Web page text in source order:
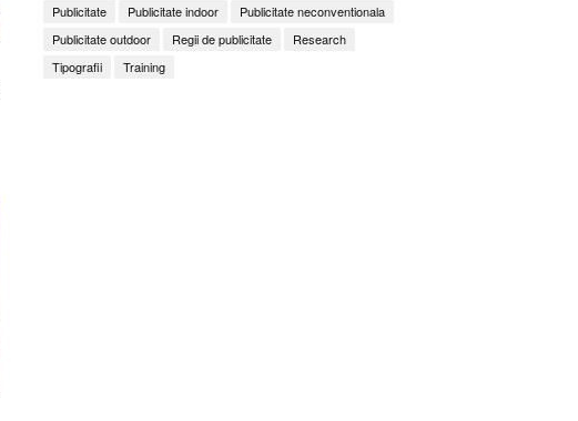
Publicitate
Publicitate indoor
Publicitate neconventionala
Publicitate outdoor
Regii de publicitate
Research
Tipografii
Training